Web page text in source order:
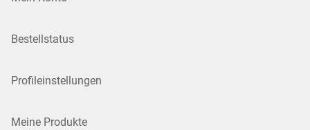
Bestellstatus
Profileinstellungen
Meine Produkte